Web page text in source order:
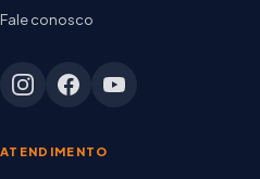
Fale conosco
ATENDIMENTO